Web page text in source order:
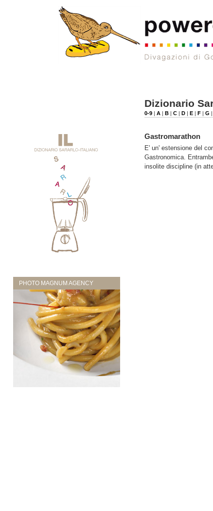
PHOTO MAGNUM AGENCY
Dizionario
0-9| A| B| C| D| E| F| G |
Gastromarathon
E' un' estensione del
Gastronomica.
insolite discipline (in